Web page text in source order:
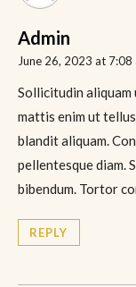
Admin
June 26, 2023 at 7:08
Sollicitudin
mattis enim ut
blandit aliquam.
pellentesque diam.
bibendum. Tortor
REPLY